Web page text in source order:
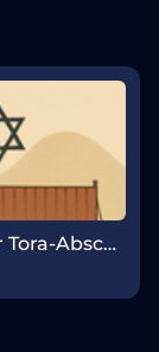
Paraschat Schmini – Wöchentlicher Tora-Abschnitt